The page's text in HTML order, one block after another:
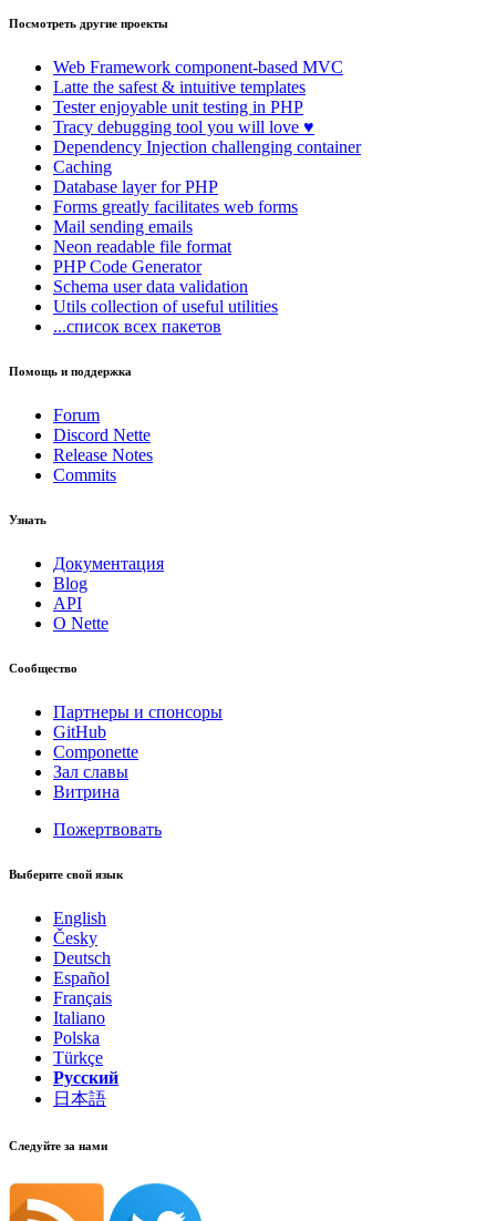
Посмотреть другие проекты
Web Framework component-based MVC
Latte the safest & intuitive templates
Testerenjoyable unit testing in PHP
Tracy debugging tool you will love ♥
Dependency Injection challenging container
Caching
Database layer for PHP
Forms greatly facilitates web forms
Mail sending emails
Neon readable file format
PHP Code Generator
Schema user data validation
Utils collection of useful utilities
...список всех пакетов
Помощь и поддержка
Forum
Discord Nette
Release Notes
Commits
Узнать
Документация
Blog
API
О Nette
Сообщество
Партнеры и спонсоры
GitHub
Componette
Зал славы
Витрина
Пожертвовать
Выберите свой язык
English
Česky
Deutsch
Español
Français
Italiano
Polska
Türkçe
Русский
日本語
Следуйте за нами